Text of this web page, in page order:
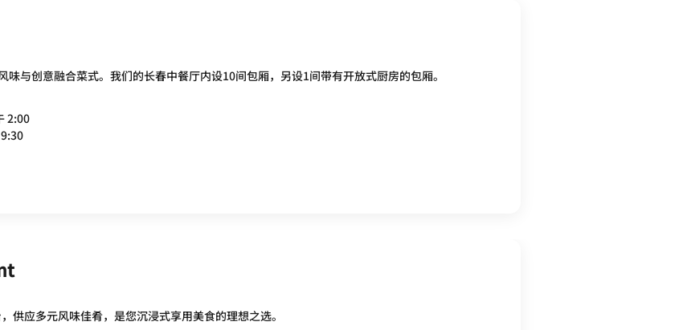
与创意融合菜式。我们的长春中餐厅内设10间包厢，另设1间带有开放式厨房的包厢。
2:00
供应多元风味佳肴，是您沉浸式享用美食的理想之选。